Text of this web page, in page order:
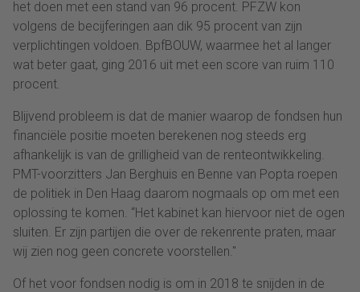
het doen met een stand van 96 procent. PFZW kon
volgens de becijferingen aan dik 95 procent van zijn
verplichtingen voldoen. BpfBOUW, waarmee het al langer
wat beter gaat, ging 2016 uit met een score van ruim 110
procent.
Blijvend probleem is dat de manier waarop de fondsen hun
financiële positie moeten berekenen nog steeds erg
afhankelijk is van de grilligheid van de renteontwikkeling.
PMT-voorzitters Jan Berghuis en Benne van Popta roepen
de politiek in Den Haag daarom nogmaals op om met een
oplossing te komen. “Het kabinet kan hiervoor niet de ogen
sluiten. Er zijn partijen die over de rekenrente praten, maar
wij zien nog geen concrete voorstellen.''
Of het voor fondsen nodig is om in 2018 te snijden in de